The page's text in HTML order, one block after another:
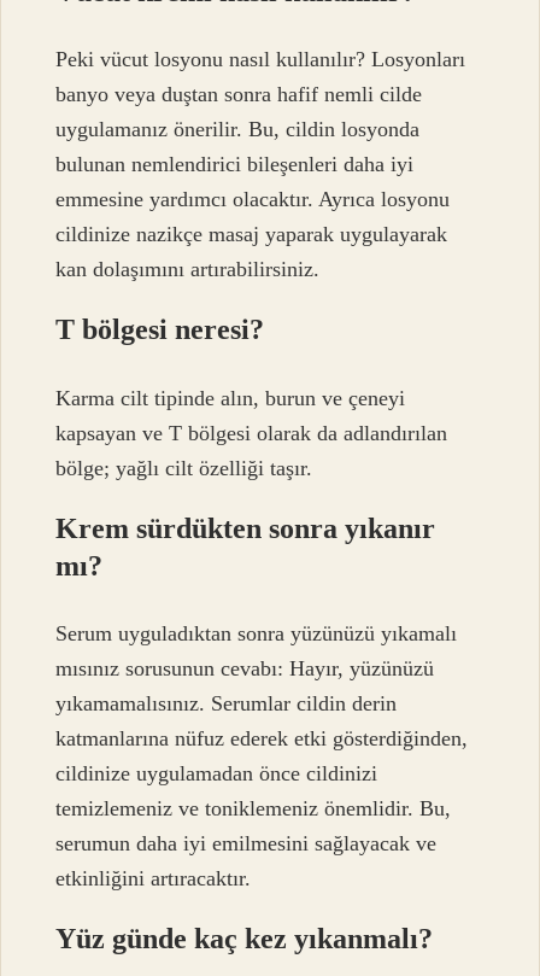
Peki vücut losyonu nasıl kullanılır? Losyonları
banyo veya duştan sonra hafif nemli cilde
uygulamanız önerilir. Bu, cildin losyonda
bulunan nemlendirici bileşenleri daha iyi
emmesine yardımcı olacaktır. Ayrıca losyonu
cildinize nazikçe masaj yaparak uygulayarak
kan dolaşımını artırabilirsiniz.
T bölgesi neresi?
Karma cilt tipinde alın, burun ve çeneyi
kapsayan ve T bölgesi olarak da adlandırılan
bölge; yağlı cilt özelliği taşır.
Krem sürdükten sonra yıkanır
mı?
Serum uyguladıktan sonra yüzünüzü yıkamalı
mısınız sorusunun cevabı: Hayır, yüzünüzü
yıkamamalısınız. Serumlar cildin derin
katmanlarına nüfuz ederek etki gösterdiğinden,
cildinize uygulamadan önce cildinizi
temizlemeniz ve toniklemeniz önemlidir. Bu,
serumun daha iyi emilmesini sağlayacak ve
etkinliğini artıracaktır.
Yüz günde kaç kez yıkanmalı?